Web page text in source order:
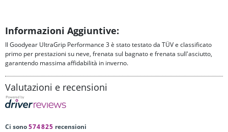
Informazioni Aggiuntive:
Il Goodyear UltraGrip Performance 3 è stato testato da TÜV e classificato
primo per prestazioni su neve, frenata sul bagnato e frenata sull'asciutto,
garantendo massima affidabilità in inverno.
Valutazioni e recensioni
Ci sono574825 recensioni